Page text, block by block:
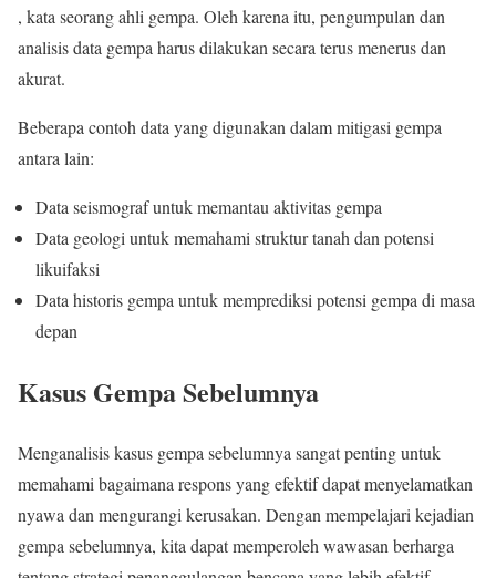
, kata seorang ahli gempa. Oleh karena itu, pengumpulan dan
analisis data gempa harus dilakukan secara terus menerus dan
akurat.
Beberapa contoh data yang digunakan dalam mitigasi gempa
antara lain:
Data seismograf untuk memantau aktivitas gempa
Data geologi untuk memahami struktur tanah dan potensi
likuifaksi
Data historis gempa untuk memprediksi potensi gempa di masa
depan
Kasus Gempa Sebelumnya
Menganalisis kasus gempa sebelumnya sangat penting untuk
memahami bagaimana respons yang efektif dapat menyelamatkan
nyawa dan mengurangi kerusakan. Dengan mempelajari kejadian
gempa sebelumnya, kita dapat memperoleh wawasan berharga